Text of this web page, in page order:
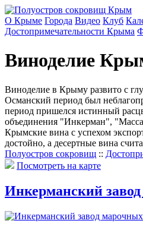
О Крыме Города Видео Клуб
Достопримечательности Крыма
Виноделие
Виноделие в Крыму развито с
Османский период был
период пришелся истинный
объединения "Инкерман",
Крымские вина с успехом
достойно, а десертные вина
Полуостров сокровищ ::
Посмотреть на карте
Инкерманский